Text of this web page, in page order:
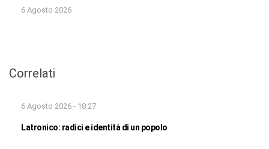
6 Agosto 2026
Correlati
6 Agosto 2026 - 18:27
Latronico: radici e identità di un popolo